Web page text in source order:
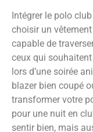
Intégrer le polo
choisir un
capable de
ceux qui
lors d’une soirée
blazer bien coupé
transformer votre
pour une nuit en
sentir bien, mais